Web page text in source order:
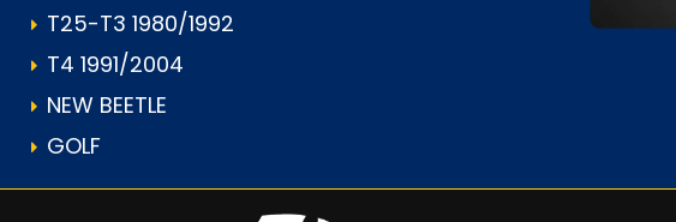
T25-T3 1980/1992
T4 1991/2004
NEW BEETLE
GOLF